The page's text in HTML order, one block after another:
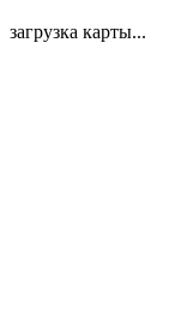
загрузка карты...